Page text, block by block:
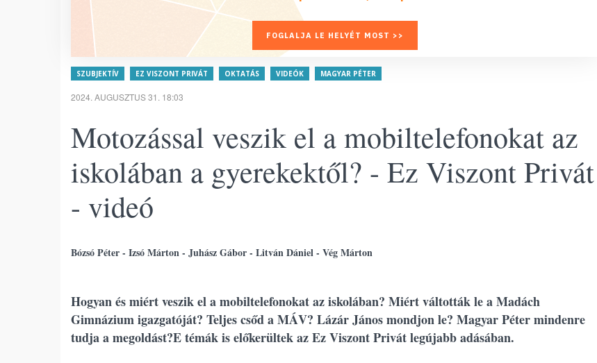
FOGLALJA LE HELYÉT MOST >>
SZUBJEKTÍV EZ VISZONT PRIVÁT OKTATÁS VIDEÓK MAGYAR PÉTER
2024. AUGUSZTUS 31. 18:03
Motozással veszik el a mobiltelefonokat az
iskolában a gyerekektől? - Ez Viszont Privát
- videó
Bózsó Péter - Izsó Márton - Juhász Gábor - Litván Dániel - Vég Márton
Hogyan és miért veszik el a mobiltelefonokat az iskolában? Miért váltották le a Madách
Gimnázium igazgatóját? Teljes csőd a MÁV? Lázár János mondjon le? Magyar Péter mindenre
tudja a megoldást?E témák is előkerültek az Ez Viszont Privát legújabb adásában.